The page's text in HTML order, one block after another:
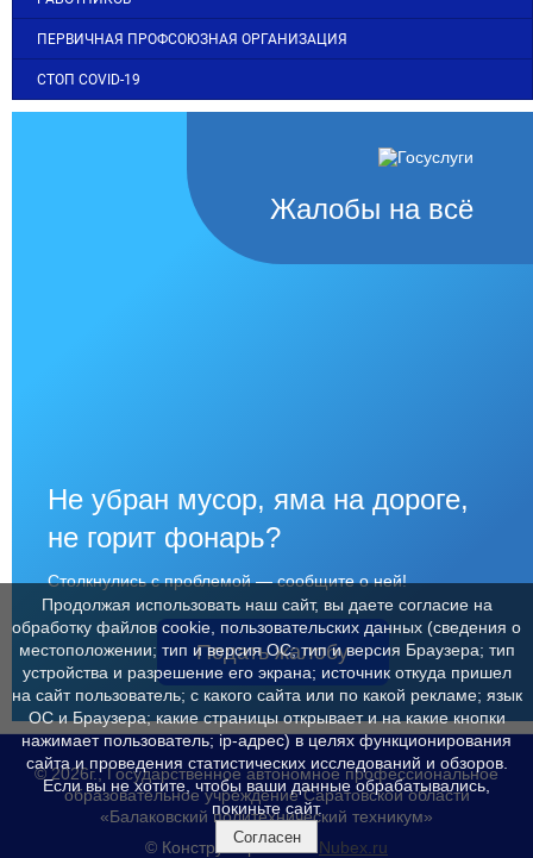
ПЕРВИЧНАЯ ПРОФСОЮЗНАЯ ОРГАНИЗАЦИЯ
СТОП COVID-19
Жалобы на всё
Не убран мусор, яма на дороге,
не горит фонарь?
Столкнулись с проблемой — сообщите о ней!
Подать жалобу
© 2026г., Государственное автономное профессиональное
образовательное учреждение Саратовской области
«Балаковский политехнический техникум»
© Конструктор сайтов Nubex.ru
Продолжая использовать наш сайт, вы даете согласие на
обработку файлов cookie, пользовательских данных (сведения о
местоположении; тип и версия ОС; тип и версия Браузера; тип
устройства и разрешение его экрана; источник откуда пришел
на сайт пользователь; с какого сайта или по какой рекламе; язык
ОС и Браузера; какие страницы открывает и на какие кнопки
нажимает пользователь; ip-адрес) в целях функционирования
сайта и проведения статистических исследований и обзоров.
Если вы не хотите, чтобы ваши данные обрабатывались,
покиньте сайт.
Согласен